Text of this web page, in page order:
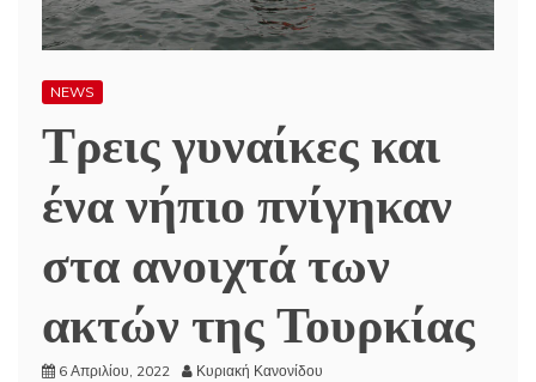
NEWS
Τρεις γυναίκες και
ένα νήπιο πνίγηκαν
στα ανοιχτά των
ακτών της Τουρκίας
6 Απριλίου, 2022 Κυριακή Κανονίδου